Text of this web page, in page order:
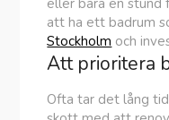
eller bara en stund
att ha ett badrum
Stockholm och
Att prioritera
Ofta tar det lång